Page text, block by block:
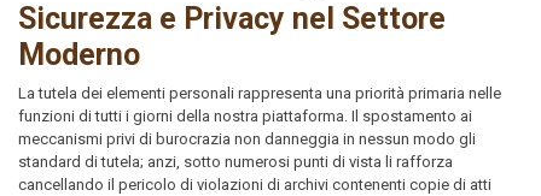
Sicurezza e Privacy nel Settore
Moderno
La tutela dei elementi personali rappresenta una priorità primaria nelle
funzioni di tutti i giorni della nostra piattaforma. Il spostamento ai
meccanismi privi di burocrazia non danneggia in nessun modo gli
standard di tutela; anzi, sotto numerosi punti di vista li rafforza
cancellando il pericolo di violazioni di archivi contenenti copie di atti